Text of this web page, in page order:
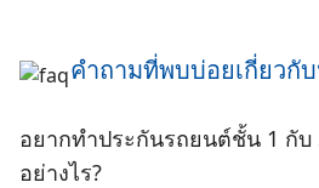
คำถามที่พบบ่อยเกี่ยวกั
อยากทำประกันรถยนต์ชั้น 1 กับ
อย่างไร?